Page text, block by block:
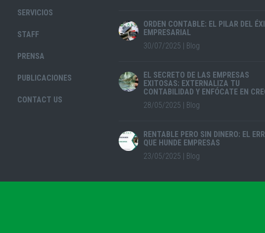
SERVICIOS
STAFF
PRENSA
PUBLICACIONES
CONTACT US
ORDEN CONTABLE: EL PILAR DEL
EMPRESARIAL
30/07/2025 | Blog
EL SECRETO DE LAS EMPRESAS
EXITOSAS: EXTERNALIZA TU
CONTABILIDAD Y ENFÓCATE EN
28/05/2025 | Blog
RENTABLE PERO SIN DINERO: EL
QUE HUNDE EMPRESAS
23/05/2025 | Blog